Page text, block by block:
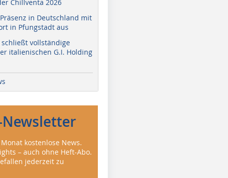
Chillventa 2026
in Deutschland mit
in Pfungstadt aus
schließt vollständige
italienischen G.I. Holding
Newsletter
kostenlose News.
– auch ohne Heft-Abo.
jederzeit zu